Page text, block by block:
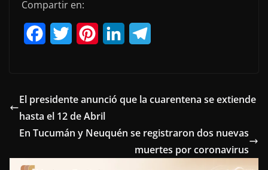
Compartir en:
e
b
o
o
t
t
e
r
t
e
r
e
k
d
I
e
r
a
El presidente anunció que la cuarentena se extiende
hasta el 12 de Abril
En Tucumán y Neuquén se registraron dos nuevas
muertes por coronavirus